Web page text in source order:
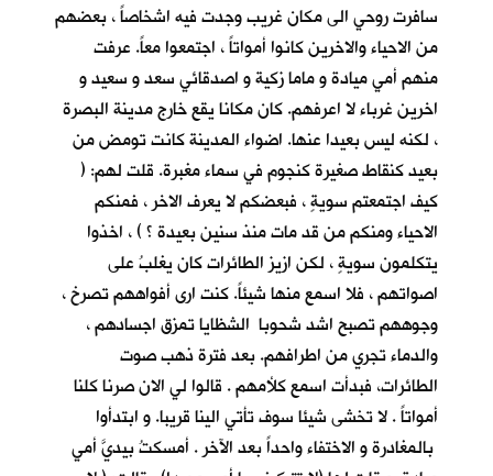
سافرت روحي الى مكان غريب وجدت فيه اشخاصاً ، بعضهم
من الاحياء والاخرين كانوا أمواتاً ، اجتمعوا معاً. عرفت
منهم أمي ميادة و ماما زكية و اصدقائي سعد و سعيد و
اخرين غرباء لا اعرفهم. كان مكانا يقع خارج مدينة البصرة
، لكنه ليس بعيدا عنها. اضواء المدينة كانت تومض من
بعيد كنقاط صغيرة كنجوم في سماء مغبرة. قلت لهم: (
كيف اجتمعتم سويةٍ ، فبعضكم لا يعرف الاخر ، فمنكم
الاحياء ومنكم من قد مات منذ سنين بعيدة ؟ ) ، اخذوا
يتكلمون سويةٍ ، لكن ازيز الطائرات كان يغلبُ على
اصواتهم ، فلا اسمع منها شيئاً. كنت ارى أفواههم تصرخ ،
وجوههم تصبح اشد شحوبا الشظايا تمزق اجسادهم ،
والدماء تجري من اطرافهم. بعد فترة ذهب صوت
الطائرات، فبدأت اسمع كلأمهم . قالوا لي الان صرنا كلنا
أمواتاً . لا تخشى شيئا سوف تأتي الينا قريبا. و ابتدأوا
بالمغادرة و الاختفاء واحداً بعد الآخر . أمسكتُ بيديَّ أمي